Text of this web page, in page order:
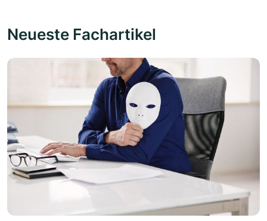
Neueste Fachartikel